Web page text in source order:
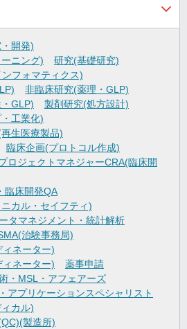
開発)
ニング)
研究(基礎研究)
フォマティクス)
非臨床研究(薬理・GLP)
GLP)
製剤研究(処方設計)
工業化)
生医療製品)
臨床企画(プロトコル作成)
ロジェクトマネジャーCRA(臨床開
臨床開発QA
カル・セイフティ)
タマネジメント・統計解析
治験事務局)
ネーター)
ネーター)
薬事申請
・MSL・アフェアーズ
アプリケーションスペシャリスト
カル)
製造所)